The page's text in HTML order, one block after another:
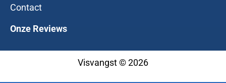
Contact
Onze Reviews
Visvangst © 2026